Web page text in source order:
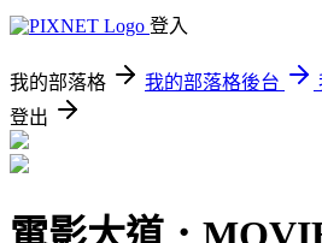
登入
我的部落格 我的部落格後台
登出